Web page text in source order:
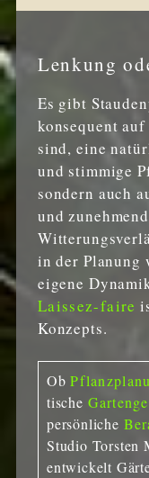
Lenkung
Es gibt
konsequent
sind, eine
und stimmige
sondern auch
und
in der Planung
eigene
Laissez-faire
Konzepts.
Ob
tische
persönliche
Studio Torsten
entwickelt